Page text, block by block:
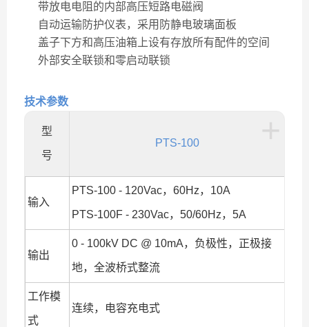
带放电电阻的内部高压短路电磁阀
自动运输防护仪表，采用防静电玻璃面板
盖子下方和高压油箱上设有存放所有配件的空间
外部安全联锁和零启动联锁
技术参数
型
号
PTS-100
输入
PTS-100 - 120Vac，60Hz，10A
PTS-100F - 230Vac，50/60Hz，5A
输出
0 - 100kV DC @ 10mA，负极性，正极接
地，全波桥式整流
工作模
式
连续，电容充电式